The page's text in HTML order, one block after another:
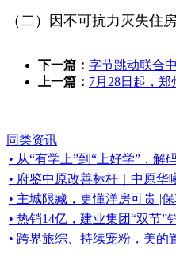
（二）因不可抗力灭失
下一篇： 字节跳动联合
上一篇： 7月28日起，郑
同类资讯
• 从“有学上”到“上好学”，解
• 府鉴中原改善标杆｜中原华
• 主城限藏，更懂洋房可贵 |
• 热销14亿，建业集团“双节”
• 跨界旅综、持续宠粉，美的